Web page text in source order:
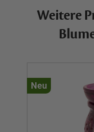
Weitere
Neu